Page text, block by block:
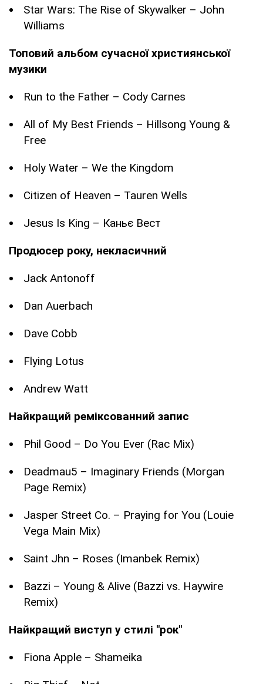
Star Wars: The Rise of Skywalker – John
Williams
Топовий альбом сучасної християнської
музики
Run to the Father – Cody Carnes
All of My Best Friends – Hillsong Young &
Free
Holy Water – We the Kingdom
Citizen of Heaven – Tauren Wells
Jesus Is King – Каньє Вест
Продюсер року, некласичний
Jack Antonoff
Dan Auerbach
Dave Cobb
Flying Lotus
Andrew Watt
Найкращий реміксованний запис
Phil Good – Do You Ever (Rac Mix)
Deadmau5 – Imaginary Friends (Morgan
Page Remix)
Jasper Street Co. – Praying for You (Louie
Vega Main Mix)
Saint Jhn – Roses (Imanbek Remix)
Bazzi – Young & Alive (Bazzi vs. Haywire
Remix)
Найкращий виступ у стилі "рок"
Fiona Apple – Shameika